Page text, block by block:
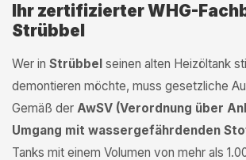
Ihr zertifizierter WHG-
Strübbel
Wer in Strübbel seinen alten Heizöltank
demontieren möchte, muss gesetzliche
Gemäß der AwSV (Verordnung über
Umgang mit wassergefährdenden
Tanks mit einem Volumen von mehr als